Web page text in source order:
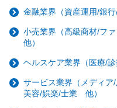
金融業界（資産運用/銀
小売業界（高級商材/フ
他）
ヘルスケア業界（医療/
サービス業界（メディ
美容/娯楽/士業 他）